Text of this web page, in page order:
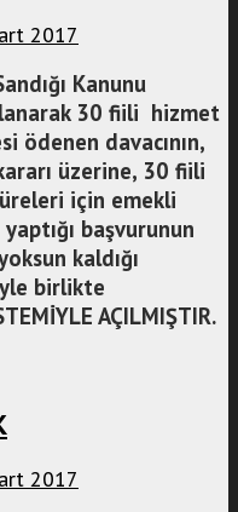
2017
Kanunu
30 fiili hizmet
ödenen davacının,
üzerine, 30 fiili
için emekli
başvurunun
kaldığı
birlikte
AÇILMIŞTIR.
2017